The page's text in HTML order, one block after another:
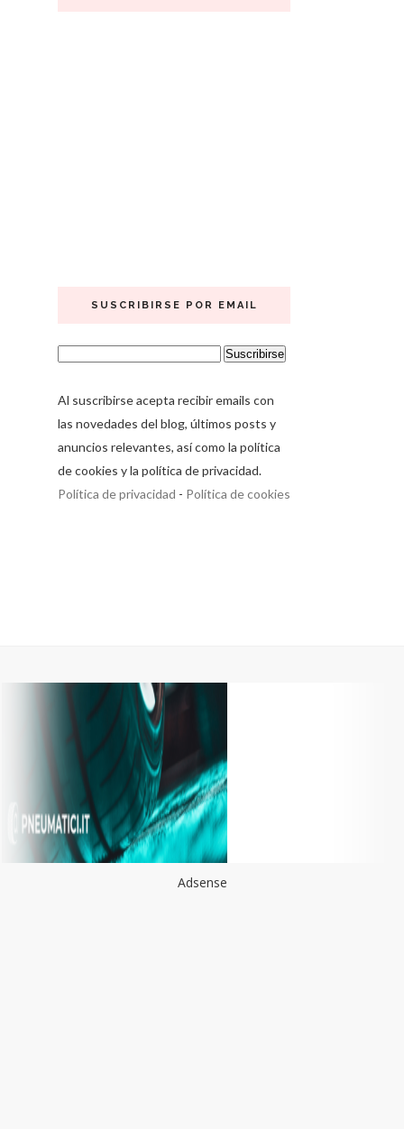
SUSCRIBIRSE POR EMAIL
Al suscribirse acepta recibir emails con
las novedades del blog, últimos posts y
anuncios relevantes, así como la política
de cookies y la política de privacidad.
Política de privacidad - Política de cookies
Adsense